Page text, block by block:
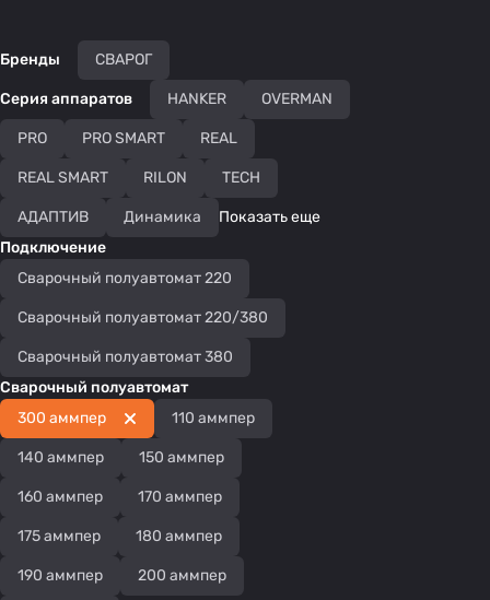
Бренды СВАРОГ
Серия аппаратов HANKER OVERMAN
PRO PRO SMART REAL
REAL SMART RILON TECH
АДАПТИВ Динамика
Показать еще
Подключение
Сварочный полуавтомат 220
Сварочный полуавтомат 220/380
Сварочный полуавтомат 380
Сварочный полуавтомат
110 аммпер
140 аммпер 150 аммпер
160 аммпер 170 аммпер
175 аммпер 180 аммпер
190 аммпер 200 аммпер
300 аммпер